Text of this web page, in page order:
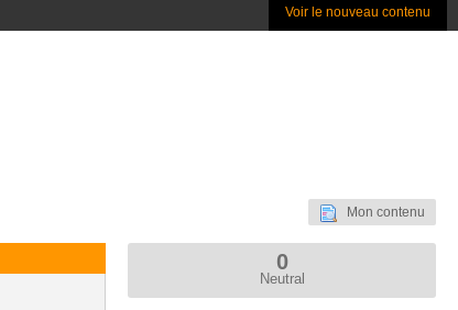
Voir le nouveau contenu
Mon contenu
0
Neutral